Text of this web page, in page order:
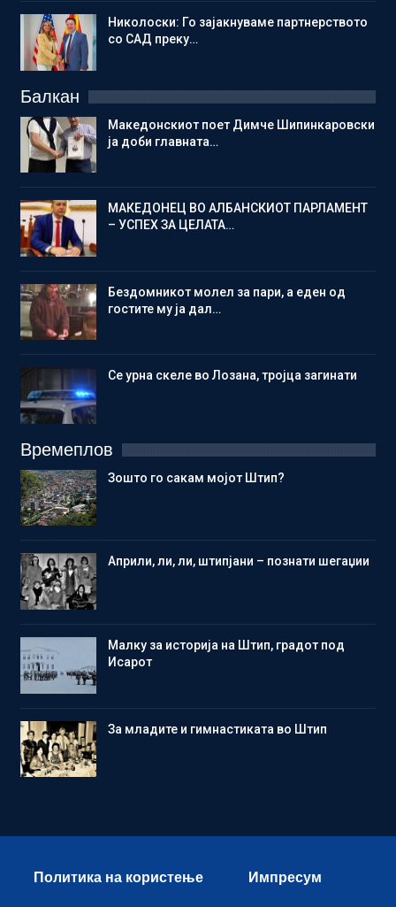
Николоски: Го зајакнуваме партнерството
со САД преку…
Балкан
Македонскиот поет Димче Шипинкаровски
ја доби главната…
МАКЕДОНЕЦ ВО АЛБАНСКИОТ ПАРЛАМЕНТ
– УСПЕХ ЗА ЦЕЛАТА…
Бездомникот молел за пари, а еден од
гостите му ја дал…
Се урна скеле во Лозана, тројца загинати
Времеплов
Зошто го сакам мојот Штип?
Aприли, ли, ли, штипјани – познати шегаџии
Малку за историја на Штип, градот под
Исарот
Зa младите и гимнастиката во Штип
Политика на користење Импресум